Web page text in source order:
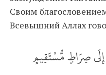
Cвоим
Всевышний Аллах
صِرَاطٍ مُّسْتَقِيمٍ